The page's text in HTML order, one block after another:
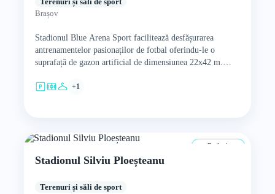
Brașov
Stadionul Blue Arena Sport facilitează desfășurarea
antrenamentelor pasionaților de fotbal oferindu-le o
suprafață de gazon artificial de dimensiunea 22x42 m.
+1
De la 4 ani
Stadionul Silviu Ploeșteanu
Terenuri și săli de sport